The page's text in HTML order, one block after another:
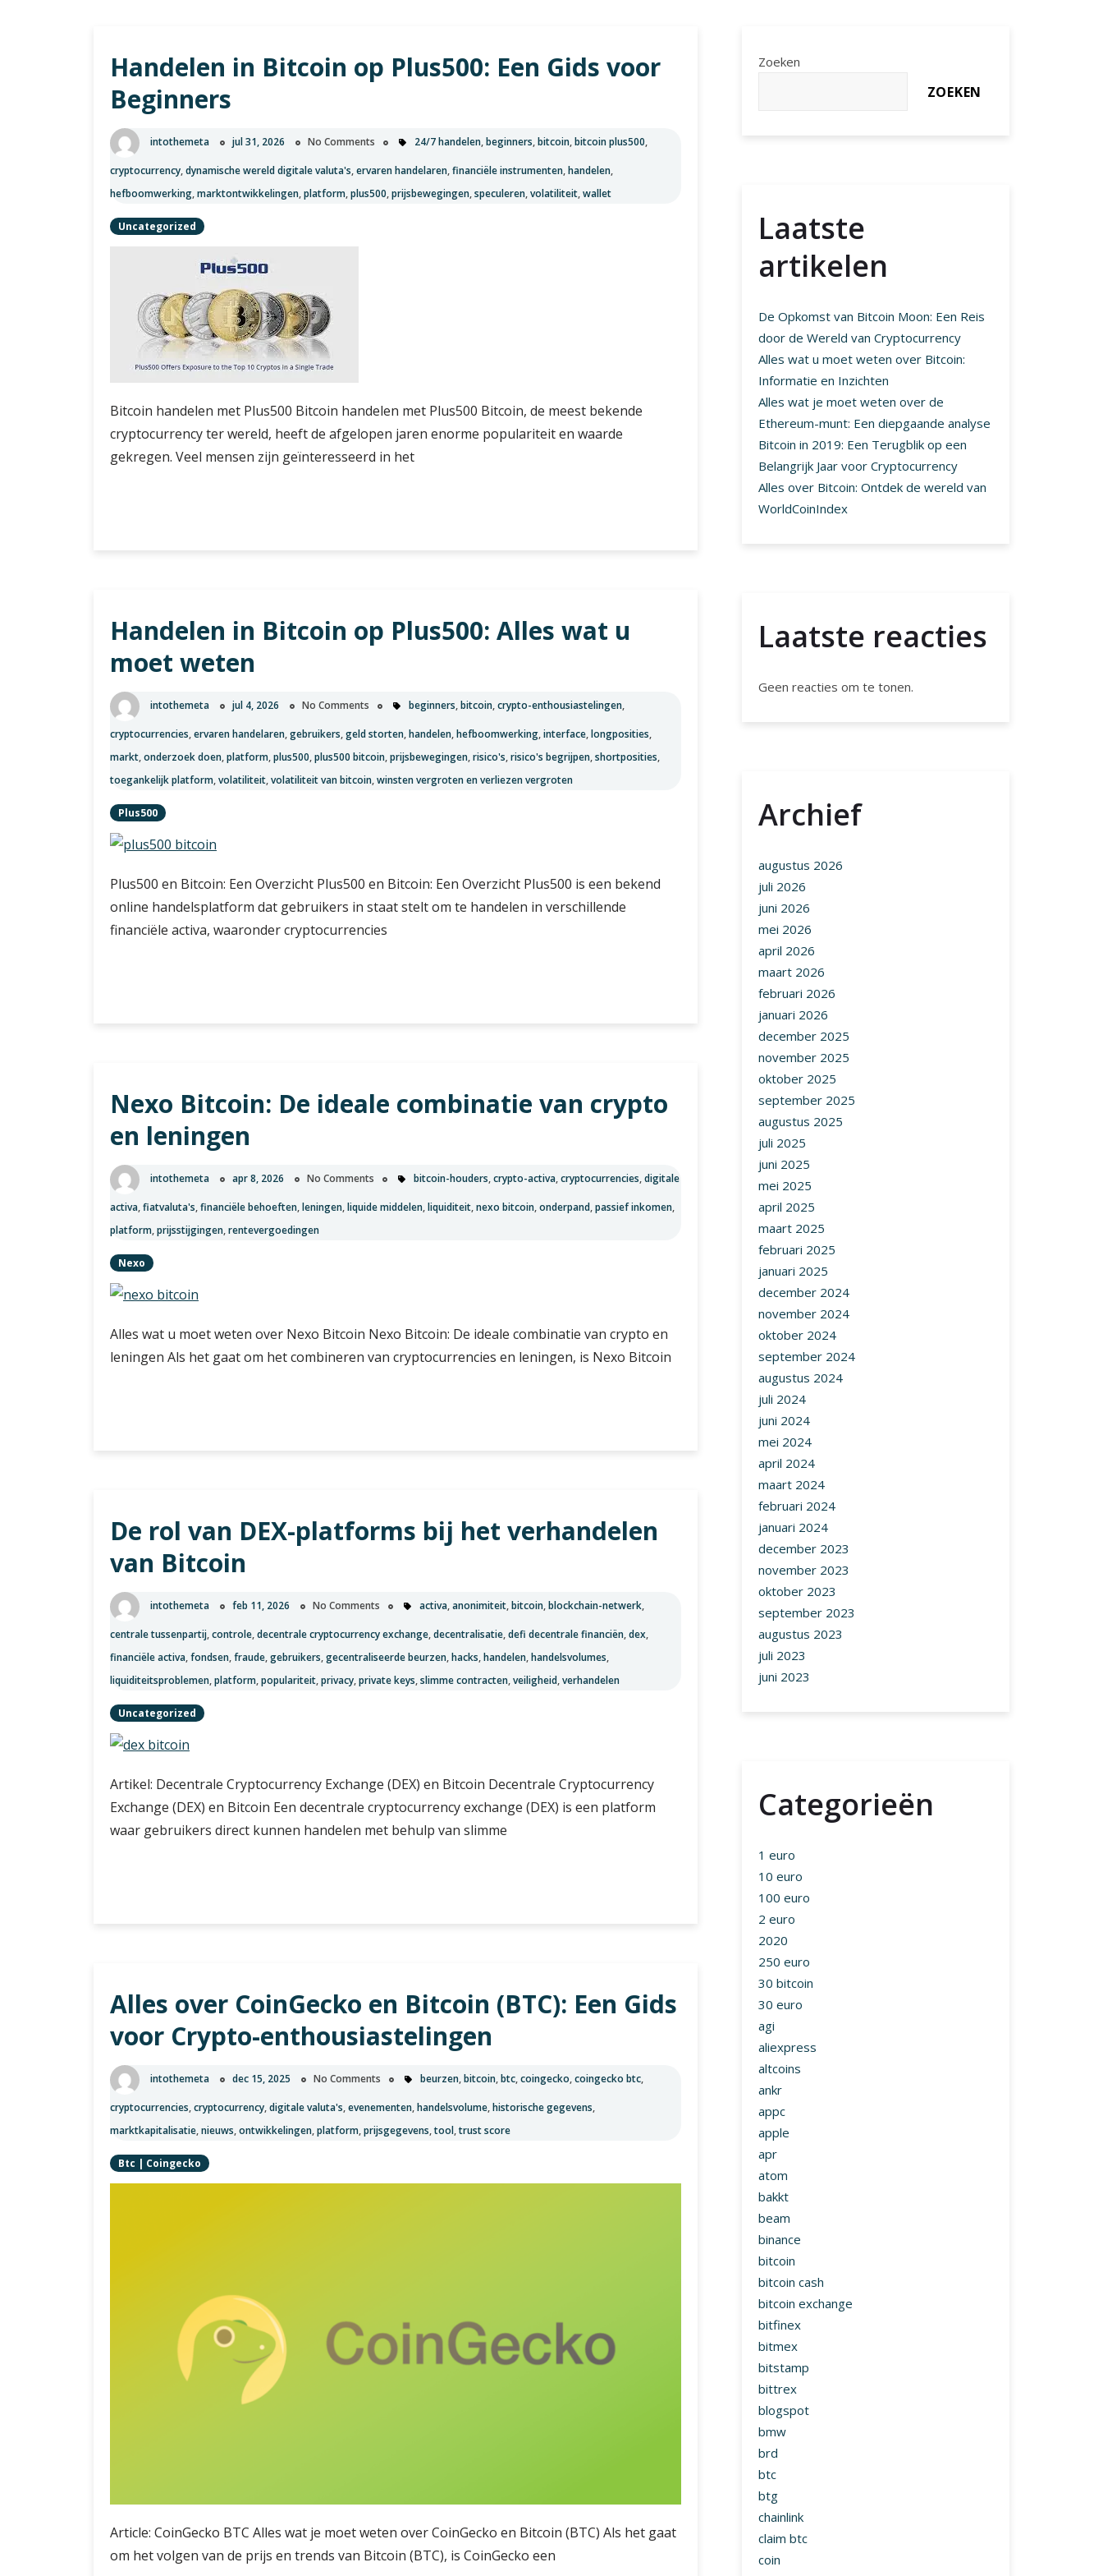
Handelen in Bitcoin op Plus500: Een Gids voor
Beginners
intothemeta jul 31, 2026 No Comments 24/7 handelen,beginners,bitcoin,bitcoin plus500,
cryptocurrency,dynamische wereld digitale valuta's,ervaren handelaren,financiële instrumenten,handelen,
hefboomwerking,marktontwikkelingen,platform,plus500,prijsbewegingen,speculeren,volatiliteit,wallet
Uncategorized
Bitcoin handelen met Plus500 Bitcoin handelen met Plus500 Bitcoin, de meest bekende
cryptocurrency ter wereld, heeft de afgelopen jaren enorme populariteit en waarde
gekregen. Veel mensen zijn geïnteresseerd in het
Gids
voor
Beginners
Handelen in Bitcoin op Plus500: Alles wat u
moet weten
intothemeta jul 4, 2026 No Comments beginners,bitcoin,crypto-enthousiastelingen,
cryptocurrencies,ervaren handelaren,gebruikers,geld storten,handelen,hefboomwerking,interface,longposities,
markt,onderzoek doen,platform,plus500,plus500 bitcoin,prijsbewegingen,risico's,risico's begrijpen,shortposities,
toegankelijk platform,volatiliteit,volatiliteit van bitcoin,winsten vergroten en verliezen vergroten
Plus500
Plus500 en Bitcoin: Een Overzicht Plus500 en Bitcoin: Een Overzicht Plus500 is een bekend
online handelsplatform dat gebruikers in staat stelt om te handelen in verschillende
financiële activa, waaronder cryptocurrencies
wat
u
moet
Nexo Bitcoin: De ideale combinatie van crypto
en leningen
intothemeta apr 8, 2026 No Comments bitcoin-houders,crypto-activa,cryptocurrencies,digitale
activa,fiatvaluta's,financiële behoeften,leningen,liquide middelen,liquiditeit,nexo bitcoin,onderpand,passief inkomen,
platform,prijsstijgingen,rentevergoedingen
Nexo
Alles wat u moet weten over Nexo Bitcoin Nexo Bitcoin: De ideale combinatie van crypto en
leningen Als het gaat om het combineren van cryptocurrencies en leningen, is Nexo Bitcoin
crypto
en
leningen
De rol van DEX-platforms bij het verhandelen
van Bitcoin
intothemeta feb 11, 2026 No Comments activa,anonimiteit,bitcoin,blockchain-netwerk,
centrale tussenpartij,controle,decentrale cryptocurrency exchange,decentralisatie,defi decentrale financiën,dex,
financiële activa,fondsen,fraude,gebruikers,gecentraliseerde beurzen,hacks,handelen,handelsvolumes,
liquiditeitsproblemen,platform,populariteit,privacy,private keys,slimme contracten,veiligheid,verhandelen
Uncategorized
Artikel: Decentrale Cryptocurrency Exchange (DEX) en Bitcoin Decentrale Cryptocurrency
Exchange (DEX) en Bitcoin Een decentrale cryptocurrency exchange (DEX) is een platform
waar gebruikers direct kunnen handelen met behulp van slimme
het
verhandelen
van
Alles over CoinGecko en Bitcoin (BTC): Een Gids
voor Crypto-enthousiastelingen
intothemeta dec 15, 2025 No Comments beurzen,bitcoin,btc,coingecko,coingecko btc,
cryptocurrencies,cryptocurrency,digitale valuta's,evenementen,handelsvolume,historische gegevens,
marktkapitalisatie,nieuws,ontwikkelingen,platform,prijsgegevens,tool,trust score
Btc | Coingecko
Article: CoinGecko BTC Alles wat je moet weten over CoinGecko en Bitcoin (BTC) Als het gaat
om het volgen van de prijs en trends van Bitcoin (BTC), is CoinGecko een
Zoeken
ZOEKEN
Laatste
artikelen
De Opkomst van Bitcoin Moon: Een Reis
door de Wereld van Cryptocurrency
Alles wat u moet weten over Bitcoin:
Informatie en Inzichten
Alles wat je moet weten over de
Ethereum-munt: Een diepgaande analyse
Bitcoin in 2019: Een Terugblik op een
Belangrijk Jaar voor Cryptocurrency
Alles over Bitcoin: Ontdek de wereld van
WorldCoinIndex
Laatste reacties
Geen reacties om te tonen.
Archief
augustus 2026
juli 2026
juni 2026
mei 2026
april 2026
maart 2026
februari 2026
januari 2026
december 2025
november 2025
oktober 2025
september 2025
augustus 2025
juli 2025
juni 2025
mei 2025
april 2025
maart 2025
februari 2025
januari 2025
december 2024
november 2024
oktober 2024
september 2024
augustus 2024
juli 2024
juni 2024
mei 2024
april 2024
maart 2024
februari 2024
januari 2024
december 2023
november 2023
oktober 2023
september 2023
augustus 2023
juli 2023
juni 2023
Categorieën
1 euro
10 euro
100 euro
2 euro
2020
250 euro
30 bitcoin
30 euro
agi
aliexpress
altcoins
ankr
appc
apple
apr
atom
bakkt
beam
binance
bitcoin
bitcoin cash
bitcoin exchange
bitfinex
bitmex
bitstamp
bittrex
blogspot
bmw
brd
btc
btg
chainlink
claim btc
coin